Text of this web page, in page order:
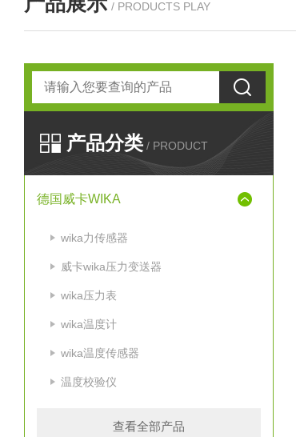
/ PRODUCTS PLAY
产品分类 / PRODUCT
德国威卡WIKA
wika力传感器
威卡wika压力变送器
wika压力表
wika温度计
wika温度传感器
温度校验仪
查看全部产品